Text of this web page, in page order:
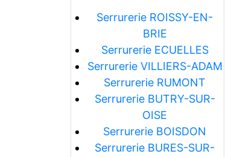
Serrurerie ROISSY-EN-
BRIE
Serrurerie ECUELLES
Serrurerie VILLIERS-ADAM
Serrurerie RUMONT
Serrurerie BUTRY-SUR-
OISE
Serrurerie BOISDON
Serrurerie BURES-SUR-